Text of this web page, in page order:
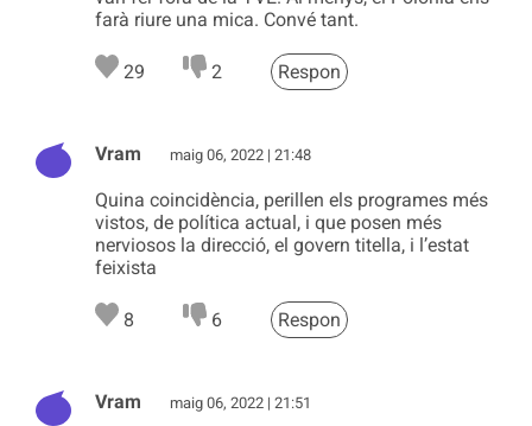
farà riure una mica. Convé tant.
29 2 Respon
Vram maig 06, 2022 | 21:48
Quina coincidència, perillen els programes més
vistos, de política actual, i que posen més
nerviosos la direcció, el govern titella, i l’estat
feixista
8 6 Respon
Vram maig 06, 2022 | 21:51